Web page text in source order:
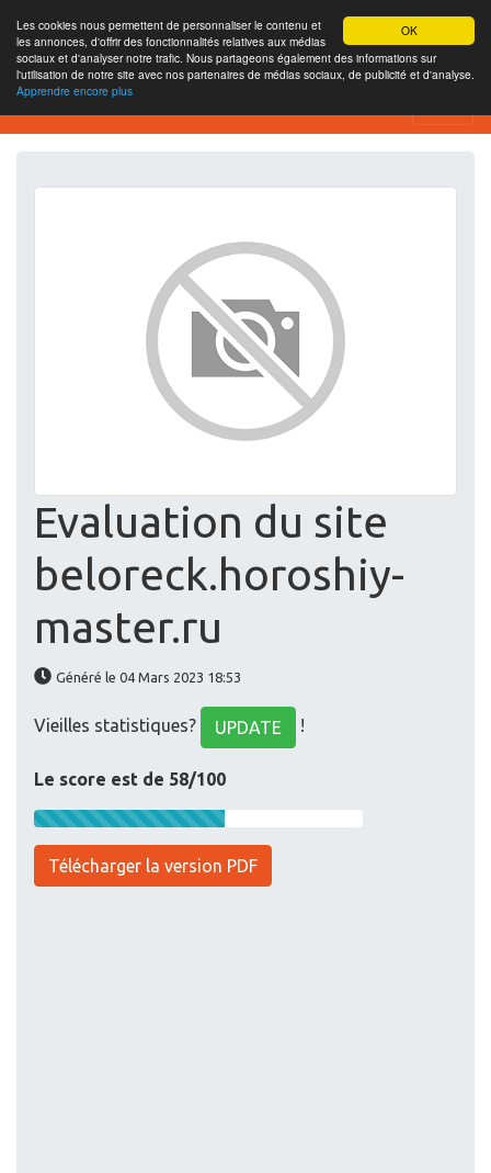
OK
Les cookies nous permettent de personnaliser le contenu et
les annonces, d'offrir des fonctionnalités relatives aux médias
sociaux et d'analyser notre trafic. Nous partageons également des informations sur
l'utilisation de notre site avec nos partenaires de médias sociaux, de publicité et d'analyse.
Apprendre encore plus
SEO Analytics
Evaluation du site
beloreck.horoshiy-
master.ru
Généré le 04 Mars 2023 18:53
Vieilles statistiques? UPDATE !
Le score est de 58/100
Télécharger la version PDF